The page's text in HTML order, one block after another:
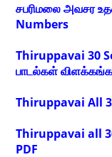
சபரிமலை அவசர
Numbers
Thiruppavai 30
பாடல்கள்
Thiruppavai All
Thiruppavai all
PDF